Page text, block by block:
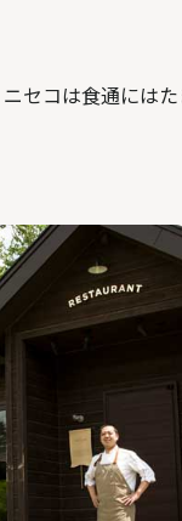
コは食通には